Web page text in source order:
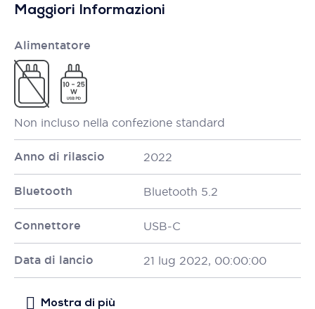
Maggiori Informazioni
Alimentatore
Non incluso nella confezione standard
Anno di rilascio 2022
Bluetooth Bluetooth 5.2
Connettore USB-C
Data di lancio 21 lug 2022, 00:00:00